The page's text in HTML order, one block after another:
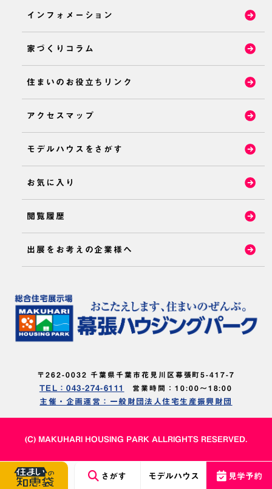
さがす モデルハウス 見学予約
インフォメーション
家づくりコラム
住まいのお役立ちリンク
アクセスマップ
モデルハウスをさがす
お気に入り
閲覧履歴
出展をお考えの企業様へ
〒262-0032 千葉県千葉市花見川区幕張町5-417-7
TEL：043-274-6111 営業時間：10:00～18:00
主催・企画運営：一般財団法人住宅生産振興財団
(C) MAKUHARI HOUSING PARK ALLRIGHTS RESERVED.